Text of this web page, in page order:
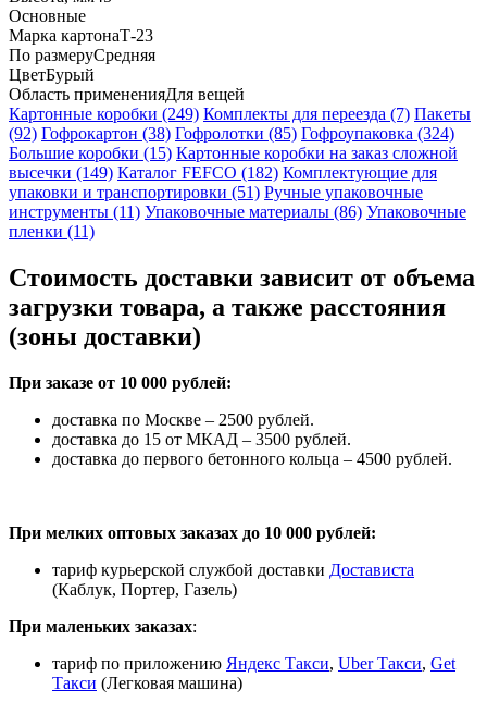
Основные
Марка картонаТ-23
По размеруСредняя
ЦветБурый
Область примененияДля вещей
Картонные коробки (249) Комплекты для переезда (7) Пакеты
(92) Гофрокартон (38) Гофролотки (85) Гофроупаковка (324)
Большие коробки (15) Картонные коробки на заказ сложной
высечки (149) Каталог FEFCO (182) Комплектующие для
упаковки и транспортировки (51) Ручные упаковочные
инструменты (11) Упаковочные материалы (86) Упаковочные
пленки (11)
Стоимость доставки зависит от объема
загрузки товара, а также расстояния
(зоны доставки)
При заказе от 10 000 рублей:
доставка по Москве – 2500 рублей.
доставка до 15 от МКАД – 3500 рублей.
доставка до первого бетонного кольца – 4500 рублей.
При мелких оптовых заказах до 10 000 рублей:
тариф курьерской службой доставки Достависта
(Каблук, Портер, Газель)
При маленьких заказах:
тариф по приложению Яндекс Такси, Uber Такси, Get
Такси (Легковая машина)